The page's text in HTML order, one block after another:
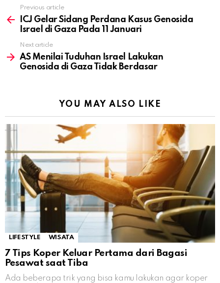
more
Previous article
ICJ Gelar Sidang Perdana Kasus Genosida
Israel di Gaza Pada 11 Januari
Next article
AS Menilai Tuduhan Israel Lakukan
Genosida di Gaza Tidak Berdasar
YOU MAY ALSO LIKE
LIFESTYLE WISATA
7 Tips Koper Keluar Pertama dari Bagasi
Pesawat saat Tiba
Ada beberapa trik yang bisa kamu lakukan agar koper